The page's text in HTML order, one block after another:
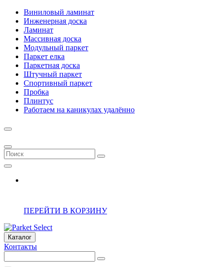
Виниловый ламинат
Инженерная доска
Ламинат
Массивная доска
Модульный паркет
Паркет елка
Паркетная доска
Штучный паркет
Спортивный паркет
Пробка
Плинтус
Работаем на каникулах удалённо
ПЕРЕЙТИ В КОРЗИНУ
Каталог
Контакты